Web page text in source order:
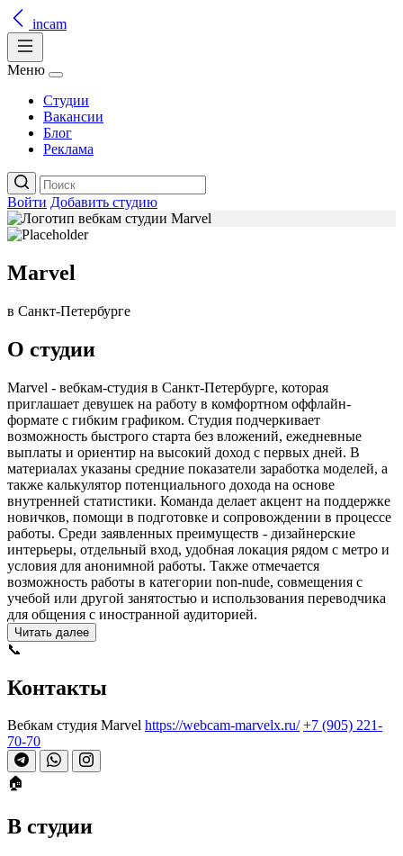
incam
Меню
Студии
Вакансии
Блог
Реклама
Войти Добавить студию
Marvel
в Санкт-Петербурге
О студии
Marvel - вебкам-студия в Санкт-Петербурге, которая
приглашает девушек на работу в комфортном оффлайн-
формате с гибким графиком. Студия подчеркивает
возможность быстрого старта без вложений, ежедневные
выплаты и ориентир на высокий доход с первых дней. В
материалах указаны средние показатели заработка моделей, а
также калькулятор потенциального дохода на основе
внутренней статистики. Команда делает акцент на поддержке
новичков, помощи в подготовке и сопровождении в процессе
работы. Среди заявленных преимуществ - дизайнерские
интерьеры, отдельный вход, удобная локация рядом с метро и
условия для анонимной работы. Также отмечается
возможность работы в категории non-nude, совмещения с
учебой или другой занятостью и использования переводчика
для общения с иностранной аудиторией.
Читать далее
📞
Контакты
Вебкам студия Marvel https://webcam-marvelx.ru/ +7 (905) 221-
70-70
🏠
В студии